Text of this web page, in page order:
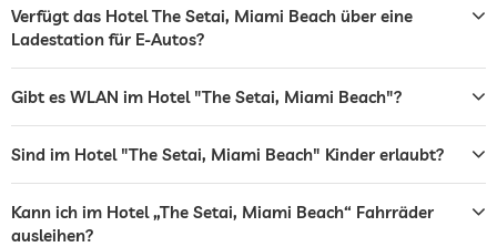
Restaurant
Tresor
Frühstück Frühstück auf dem Zimmer
Verfügt das Hotel The Setai, Miami Beach über eine
Ladestation für E-Autos?
Gibt es WLAN im Hotel "The Setai, Miami Beach"?
Sind im Hotel "The Setai, Miami Beach" Kinder erlaubt?
Kann ich im Hotel „The Setai, Miami Beach“ Fahrräder
ausleihen?